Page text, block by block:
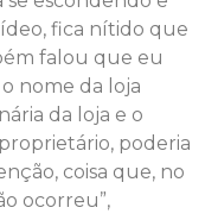
fica nítido que
falou que eu
nome da loja
da loja e o
poderia
coisa que, no
ocorreu”,